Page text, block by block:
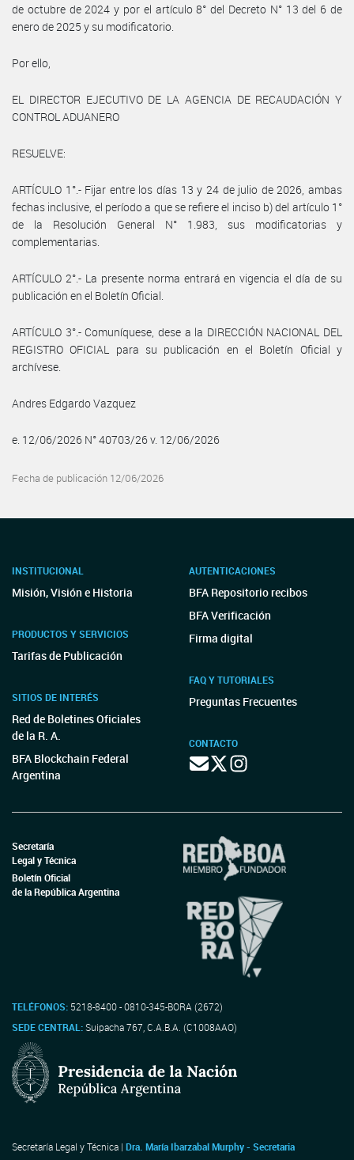
de octubre de 2024 y por el artículo 8° del Decreto N° 13 del 6 de
enero de 2025 y su modificatorio.
Por ello,
EL DIRECTOR EJECUTIVO DE LA AGENCIA DE RECAUDACIÓN Y
CONTROL ADUANERO
RESUELVE:
ARTÍCULO 1°.- Fijar entre los días 13 y 24 de julio de 2026, ambas
fechas inclusive, el período a que se refiere el inciso b) del artículo 1°
de la Resolución General N° 1.983, sus modificatorias y
complementarias.
ARTÍCULO 2°.- La presente norma entrará en vigencia el día de su
publicación en el Boletín Oficial.
ARTÍCULO 3°.- Comuníquese, dese a la DIRECCIÓN NACIONAL DEL
REGISTRO OFICIAL para su publicación en el Boletín Oficial y
archívese.
Andres Edgardo Vazquez
e. 12/06/2026 N° 40703/26 v. 12/06/2026
Fecha de publicación 12/06/2026
INSTITUCIONAL
Misión, Visión e Historia
PRODUCTOS Y SERVICIOS
Tarifas de Publicación
SITIOS DE INTERÉS
Red de Boletines Oficiales
de la R. A.
BFA Blockchain Federal
Argentina
AUTENTICACIONES
BFA Repositorio recibos
BFA Verificación
Firma digital
FAQ Y TUTORIALES
Preguntas Frecuentes
CONTACTO
Secretaría
Legal y Técnica
Boletín Oficial
de la República Argentina
TELÉFONOS: 5218-8400 - 0810-345-BORA (2672)
SEDE CENTRAL:Suipacha 767, C.A.B.A. (C1008AAO)
Secretaría Legal y Técnica | Dra. María Ibarzabal Murphy - Secretaria